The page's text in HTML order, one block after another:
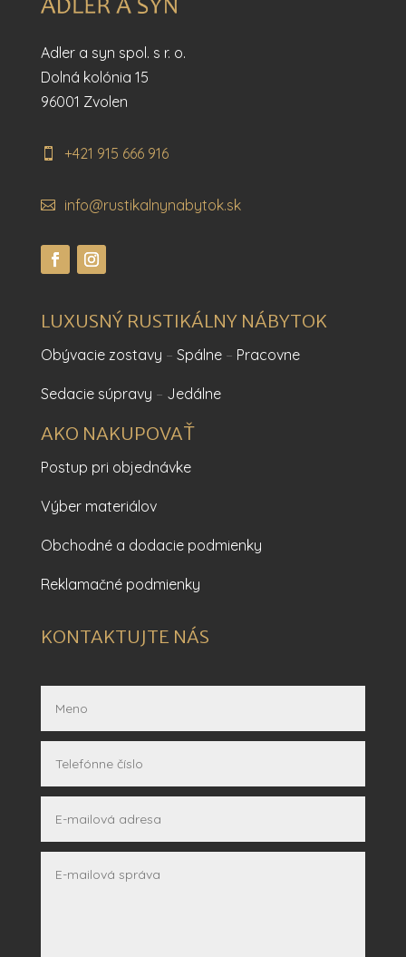
Adler a syn spol. s r. o.
Dolná kolónia 15
96001 Zvolen
+421 915 666 916
info@rustikalnynabytok.sk
LUXUSNÝ RUSTIKÁLNY NÁBYTOK
Obývacie zostavy – Spálne– Pracovne
Sedacie súpravy – Jedálne
AKO NAKUPOVAŤ
Postup pri objednávke
Výber materiálov
Obchodné a dodacie podmienky
Reklamačné podmienky
KONTAKTUJTE NÁS